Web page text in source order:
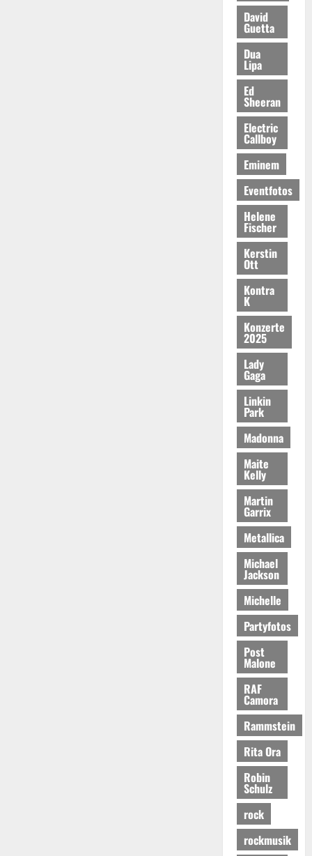
David
Guetta
Dua
Lipa
Ed
Sheeran
Electric
Callboy
Eminem
Eventfotos
Helene
Fischer
Kerstin
Ott
Kontra
K
Konzerte
2025
Lady
Gaga
Linkin
Park
Madonna
Maite
Kelly
Martin
Garrix
Metallica
Michael
Jackson
Michelle
Partyfotos
Post
Malone
RAF
Camora
Rammstein
Rita Ora
Robin
Schulz
rock
rockmusik